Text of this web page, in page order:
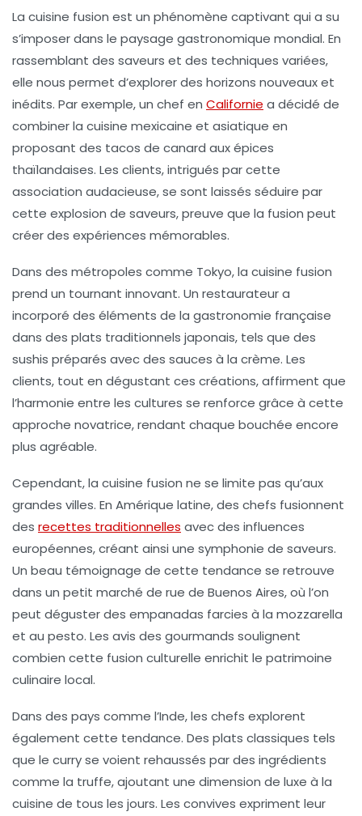
La cuisine fusion est un phénomène captivant qui a su
s’imposer dans le paysage gastronomique mondial. En
rassemblant des saveurs et des techniques variées,
elle nous permet d’explorer des horizons nouveaux et
inédits. Par exemple, un chef en Californie a décidé de
combiner la cuisine mexicaine et asiatique en
proposant des tacos de canard aux épices
thaïlandaises. Les clients, intrigués par cette
association audacieuse, se sont laissés séduire par
cette explosion de saveurs, preuve que la fusion peut
créer des expériences mémorables.
Dans des métropoles comme Tokyo, la cuisine fusion
prend un tournant innovant. Un restaurateur a
incorporé des éléments de la gastronomie française
dans des plats traditionnels japonais, tels que des
sushis préparés avec des sauces à la crème. Les
clients, tout en dégustant ces créations, affirment que
l’harmonie entre les cultures se renforce grâce à cette
approche novatrice, rendant chaque bouchée encore
plus agréable.
Cependant, la cuisine fusion ne se limite pas qu’aux
grandes villes. En Amérique latine, des chefs fusionnent
des recettes traditionnelles avec des influences
européennes, créant ainsi une symphonie de saveurs.
Un beau témoignage de cette tendance se retrouve
dans un petit marché de rue de Buenos Aires, où l’on
peut déguster des empanadas farcies à la mozzarella
et au pesto. Les avis des gourmands soulignent
combien cette fusion culturelle enrichit le patrimoine
culinaire local.
Dans des pays comme l’Inde, les chefs explorent
également cette tendance. Des plats classiques tels
que le curry se voient rehaussés par des ingrédients
comme la truffe, ajoutant une dimension de luxe à la
cuisine de tous les jours. Les convives expriment leur